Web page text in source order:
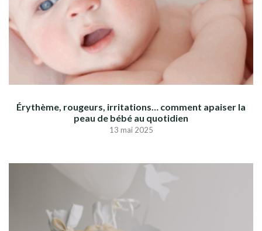
Érythème, rougeurs, irritations… comment apaiser la
peau de bébé au quotidien
13 mai 2025